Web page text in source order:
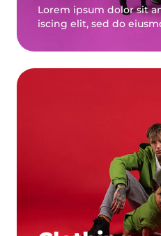
Lorem ipsum dolor sit
iscing elit, sed do